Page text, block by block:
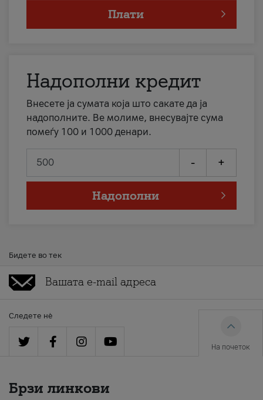
Плати
Надополни кредит
Внесете ја сумата која што сакате да ја
надополните. Ве молиме, внесувајте сума
помеѓу 100 и 1000 денари.
- +
Надополни
Бидете во тек
Следете нè
На почеток
Брзи линкови